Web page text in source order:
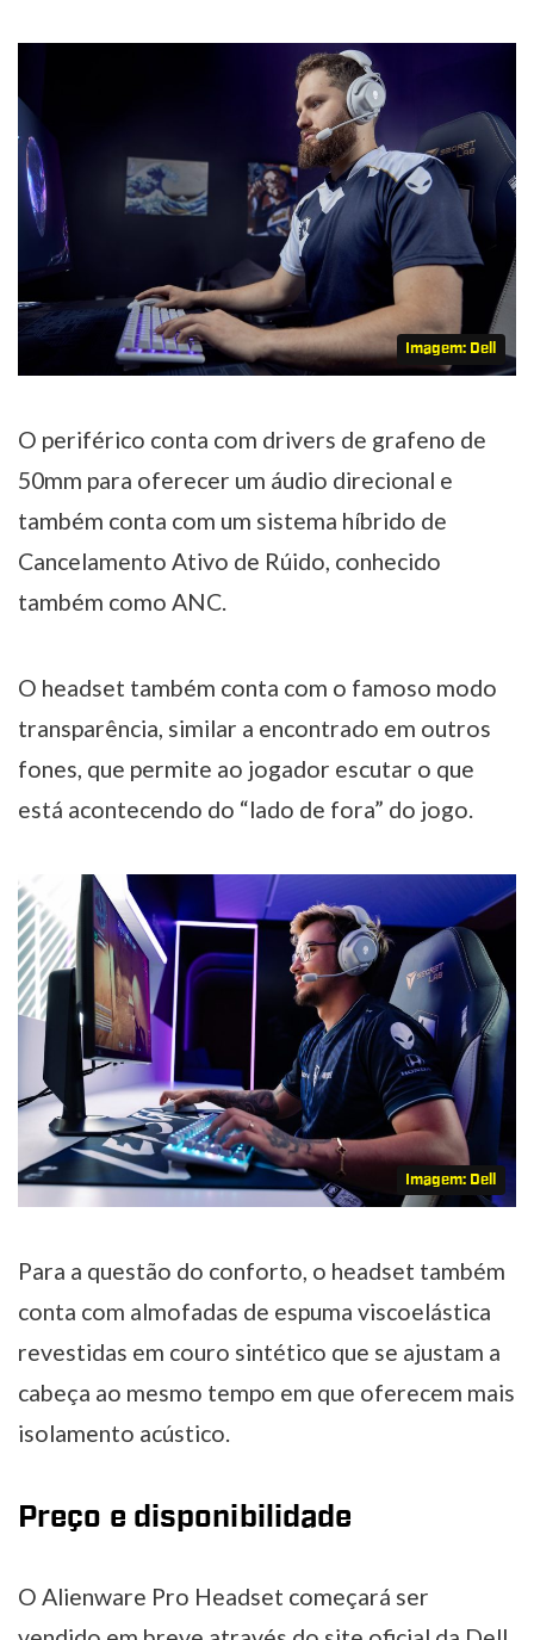
Imagem: Dell
O periférico conta com drivers de grafeno de
50mm para oferecer um áudio direcional e
também conta com um sistema híbrido de
Cancelamento Ativo de Rúido, conhecido
também como ANC.
O headset também conta com o famoso modo
transparência, similar a encontrado em outros
fones, que permite ao jogador escutar o que
está acontecendo do “lado de fora” do jogo.
Imagem: Dell
Para a questão do conforto, o headset também
conta com almofadas de espuma viscoelástica
revestidas em couro sintético que se ajustam a
cabeça ao mesmo tempo em que oferecem mais
isolamento acústico.
Preço e disponibilidade
O Alienware Pro Headset começará ser